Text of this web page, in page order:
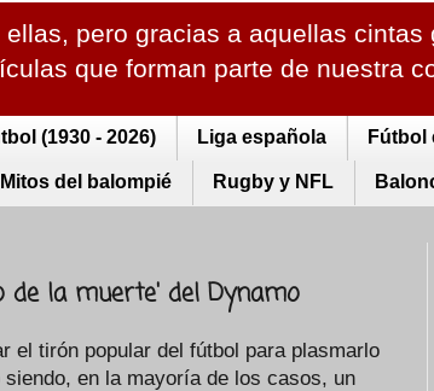
pero gracias a aquellas cintas
que forman parte de nuestra
(1930 - 2026) Liga española Fútbol
Mitos del balompié Rugby y NFL
de la muerte' del Dynamo
el tirón popular del fútbol para plasmarlo
en la mayoría de los casos, un